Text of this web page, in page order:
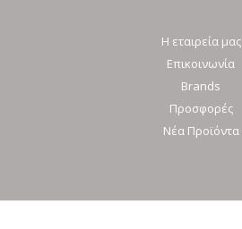
Η εταιρεία μας
Επικοινωνία
Brands
Προσφορές
Νέα Προϊόντα